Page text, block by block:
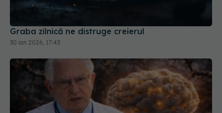
Graba zilnică ne distruge creierul
30 ian 2026, 17:43